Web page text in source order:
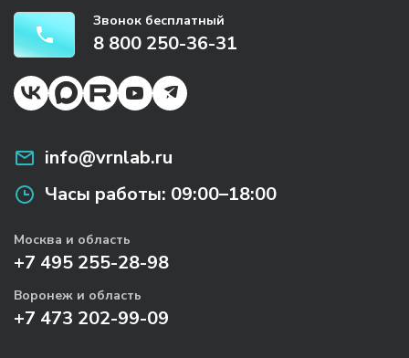
Звонок бесплатный
8 800 250-36-31
info@vrnlab.ru
Часы работы: 09:00–18:00
Москва и область
+7 495 255-28-98
Воронеж и область
+7 473 202-99-09